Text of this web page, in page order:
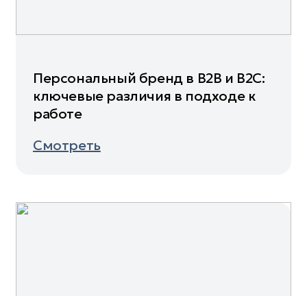
Персональный бренд в B2B и B2C:
ключевые различия в подходе к
работе
Смотреть